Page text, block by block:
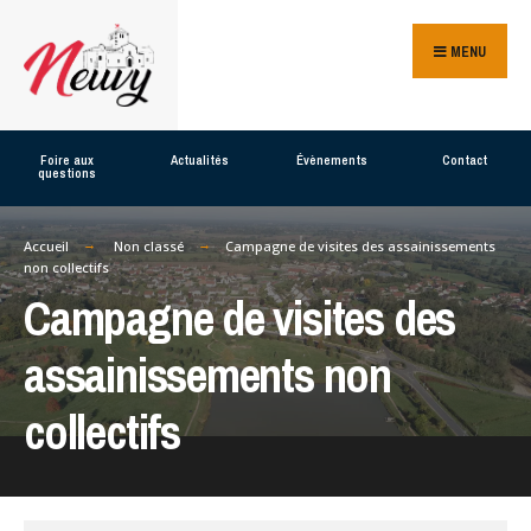
to
content
MENU
Foire aux
questions
Actualités Évènements Contact
Accueil Non classé
Campagne de visites des assainissements
non collectifs
Campagne de visites des
assainissements non
collectifs
for: